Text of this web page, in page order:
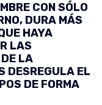
CON SÓLO
DURA MÁS
HAYA
LAS
LA
DESREGULA EL
DE FORMA